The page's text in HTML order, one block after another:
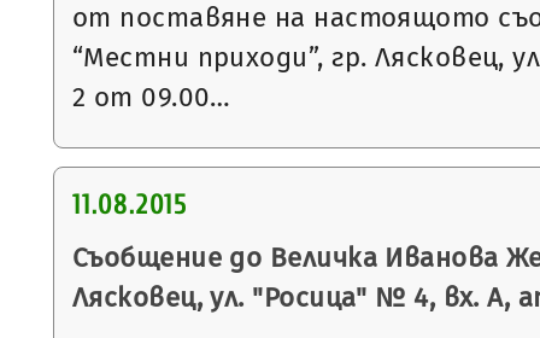
от поставяне на настоящото
“Местни приходи”, гр. Лясковец,
2 от 09.00…
11.08.2015
Съобщение до Величка Иванова
Лясковец, ул. "Росица" № 4, вх. А,